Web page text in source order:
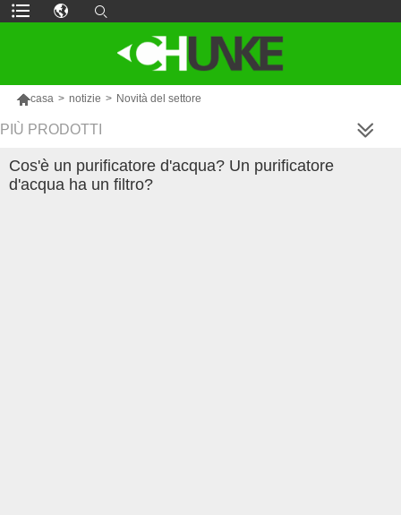
casa > notizie > Novità del settore
PIÙ PRODOTTI
Cos'è un purificatore d'acqua? Un purificatore
d'acqua ha un filtro?